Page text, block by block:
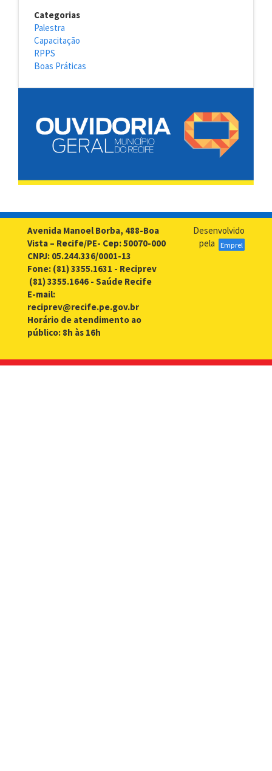
Categorias
Palestra
Capacitação
RPPS
Boas Práticas
Avenida Manoel Borba, 488-Boa
Vista – Recife/PE- Cep: 50070-000
CNPJ: 05.244.336/0001-13
Fone: (81) 3355.1631 - Reciprev
(81) 3355.1646 - Saúde Recife
E-mail:
reciprev@recife.pe.gov.br
Horário de atendimento ao
público: 8h às 16h
Desenvolvido
pela
Emprel